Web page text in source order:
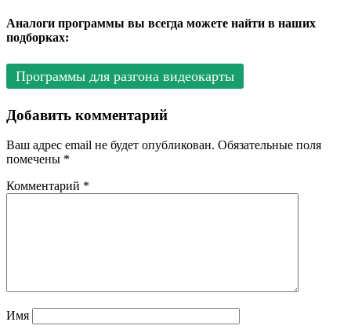
Аналоги программы вы всегда можете найти в наших
подборках:
Программы для разгона видеокарты
Добавить комментарий
Ваш адрес email не будет опубликован. Обязательные поля
помечены *
Комментарий *
Имя